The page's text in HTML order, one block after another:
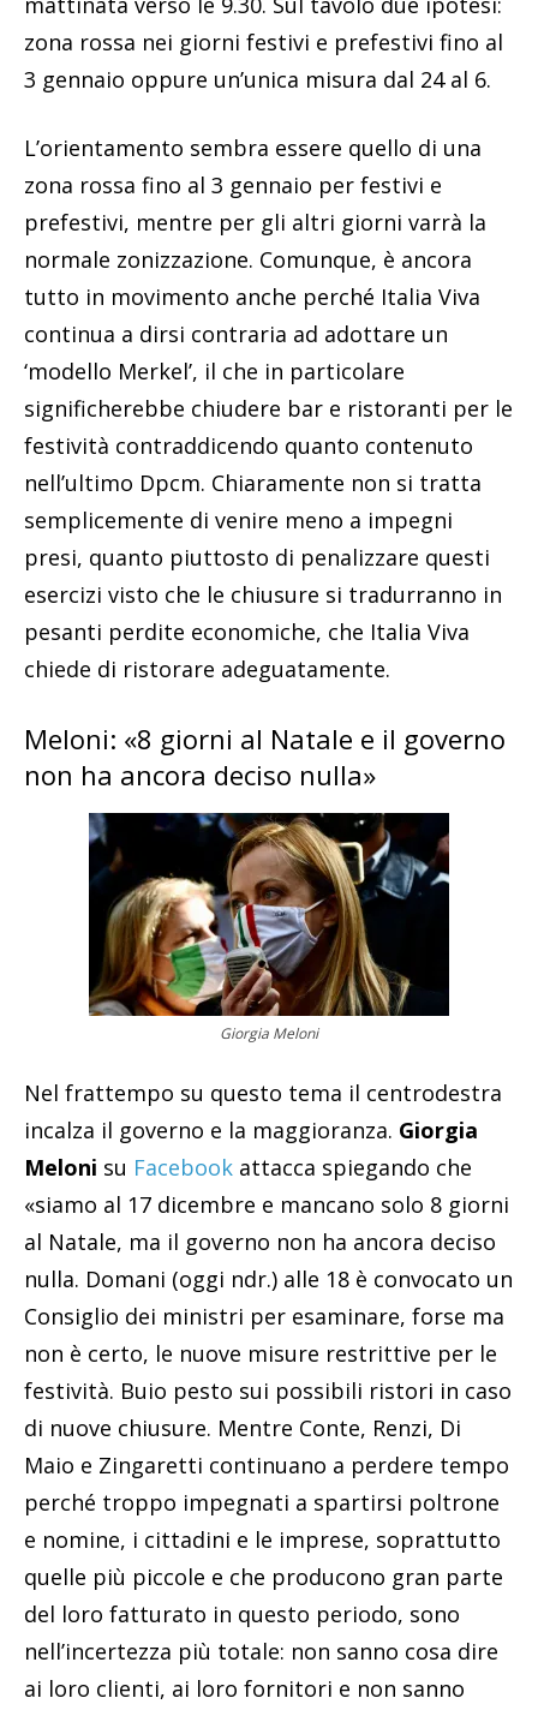
zona rossa nei giorni festivi e prefestivi fino al
3 gennaio oppure un’unica misura dal 24 al 6.
L’orientamento sembra essere quello di una
zona rossa fino al 3 gennaio per festivi e
prefestivi, mentre per gli altri giorni varrà la
normale zonizzazione. Comunque, è ancora
tutto in movimento anche perché Italia Viva
continua a dirsi contraria ad adottare un
‘modello Merkel’, il che in particolare
significherebbe chiudere bar e ristoranti per le
festività contraddicendo quanto contenuto
nell’ultimo Dpcm. Chiaramente non si tratta
semplicemente di venire meno a impegni
presi, quanto piuttosto di penalizzare questi
esercizi visto che le chiusure si tradurranno in
pesanti perdite economiche, che Italia Viva
chiede di ristorare adeguatamente.
Meloni: «8 giorni al Natale e il governo
non ha ancora deciso nulla»
Giorgia Meloni
Nel frattempo su questo tema il centrodestra
incalza il governo e la maggioranza. Giorgia
Meloni su Facebook attacca spiegando che
«siamo al 17 dicembre e mancano solo 8 giorni
al Natale, ma il governo non ha ancora deciso
nulla. Domani (oggi ndr.) alle 18 è convocato un
Consiglio dei ministri per esaminare, forse ma
non è certo, le nuove misure restrittive per le
festività. Buio pesto sui possibili ristori in caso
di nuove chiusure. Mentre Conte, Renzi, Di
Maio e Zingaretti continuano a perdere tempo
perché troppo impegnati a spartirsi poltrone
e nomine, i cittadini e le imprese, soprattutto
quelle più piccole e che producono gran parte
del loro fatturato in questo periodo, sono
nell’incertezza più totale: non sanno cosa dire
ai loro clienti, ai loro fornitori e non sanno